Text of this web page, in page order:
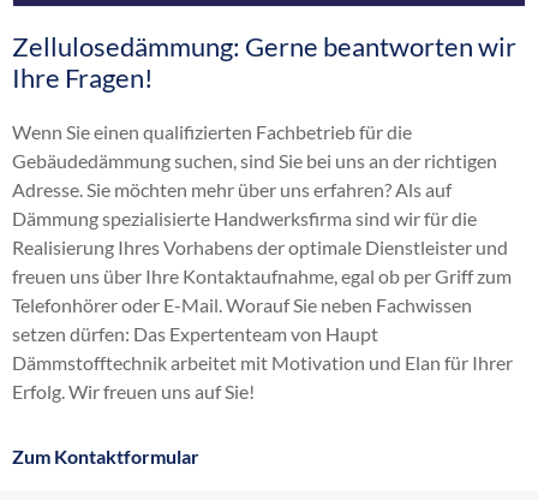
Altbaudämmung
Brandschutz Einblasdämmung
Dachdämmung
Dachschrägendämmung
Dämmung
Einblasdämmung
Einblasen
energetische Sanierung
Flachdachdämmung
Fußbodendämmung
Gebäudedämmung
Geschossdeckendämmung
Hohlraumdämmung
Zellulosedämmung: Gerne beantworten wir
Ihre Fragen!
Wenn Sie einen qualifizierten Fachbetrieb für die
Gebäudedämmung suchen, sind Sie bei uns an der richtigen
Adresse. Sie möchten mehr über uns erfahren? Als auf
Dämmung spezialisierte Handwerksfirma sind wir für die
Realisierung Ihres Vorhabens der optimale Dienstleister und
freuen uns über Ihre Kontaktaufnahme, egal ob per Griff zum
Telefonhörer oder E-Mail. Worauf Sie neben Fachwissen
setzen dürfen: Das Expertenteam von Haupt
Dämmstofftechnik arbeitet mit Motivation und Elan für Ihrer
Erfolg. Wir freuen uns auf Sie!
Zum Kontaktformular